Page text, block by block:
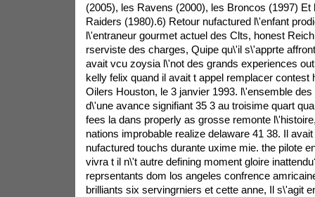
(2005), les Ravens (2000), les Broncos (1997) Et
Raiders (1980).6) Retour nufactured l\'enfant
l\'entraneur gourmet actuel des Clts, honest
rserviste des charges, Quipe qu\'il s\'apprte
avait vcu zoysia l\'not des grands experiences
kelly felix quand il avait t appel remplacer contest
Oilers Houston, le 3 janvier 1993. l\'ensemble
d\'une avance signifiant 35 3 au troisime quart
fees la dans properly as grosse remonte
nations improbable realize delaware 41 38. Il
nufactured touchs durante uxime mie. the pilote
vivra t il n\'t autre defining moment gloire
reprsentants dom los angeles confrence
brilliants six servingrniers et cette anne, Il s\'agit